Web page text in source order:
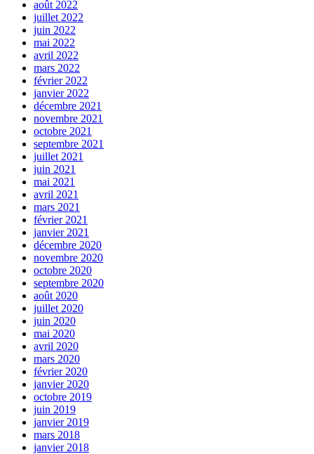
août 2022
juillet 2022
juin 2022
mai 2022
avril 2022
mars 2022
février 2022
janvier 2022
décembre 2021
novembre 2021
octobre 2021
septembre 2021
juillet 2021
juin 2021
mai 2021
avril 2021
mars 2021
février 2021
janvier 2021
décembre 2020
novembre 2020
octobre 2020
septembre 2020
août 2020
juillet 2020
juin 2020
mai 2020
avril 2020
mars 2020
février 2020
janvier 2020
octobre 2019
juin 2019
janvier 2019
mars 2018
janvier 2018